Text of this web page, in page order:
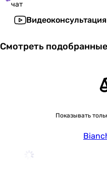
чат
Видеоконсультация
Смотреть
Показывать